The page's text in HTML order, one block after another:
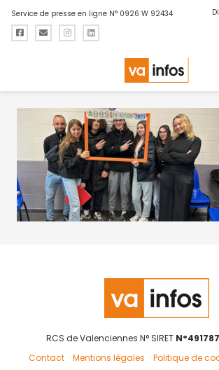
Service de presse en ligne N° 0926 W 92434
RCS de Valenciennes N° SIRET
Contact
Mentions légales Politique de